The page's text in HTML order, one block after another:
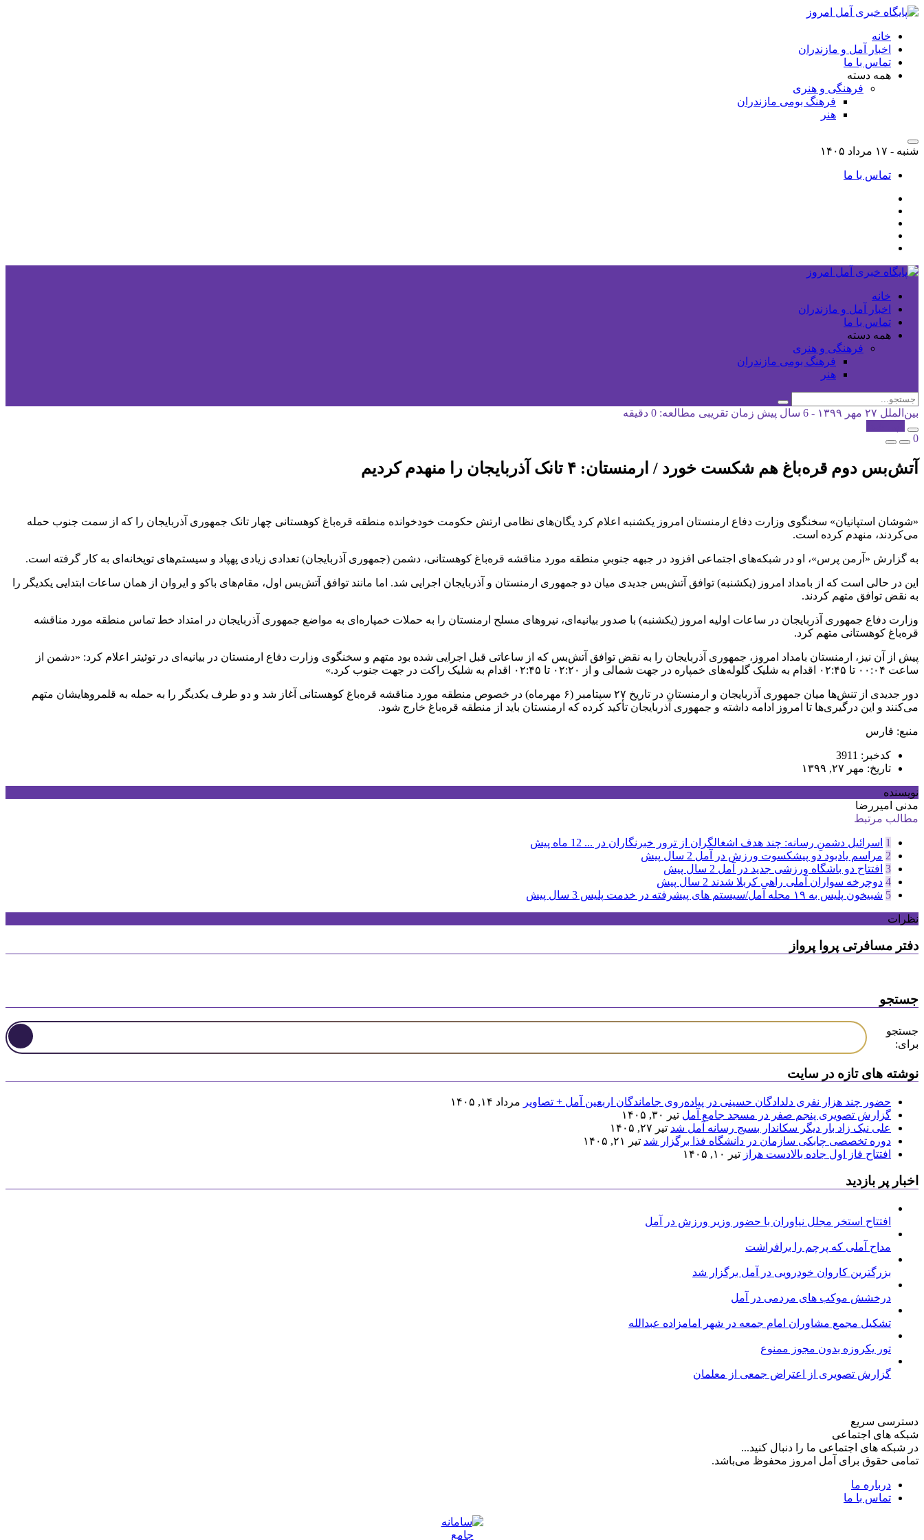
خانه
اخبار آمل و مازندران
تماس با ما
همه دسته
فرهنگی و هنری
فرهنگ بومی مازندران
هنر
شنبه - ۱۷ مرداد ۱۴۰۵
تماس با ما
خانه
اخبار آمل و مازندران
تماس با ما
همه دسته
فرهنگی و هنری
فرهنگ بومی مازندران
هنر
بین‌الملل ۲۷ مهر ۱۳۹۹ - 6 سال پیش
زمان تقریبی مطالعه: 0 دقیقه
0
آتش‌بس دوم قره‌باغ هم شکست خورد / ارمنستان: ۴ تانک آذربایجان را منهدم کردیم
«شوشان استپانیان» سخنگوی وزارت دفاع ارمنستان امروز یکشنبه اعلام کرد یگان‌های نظامی ارتش حکومت خودخوانده منطقه قره‌باغ کوهستانی چهار تانک جمهوری آذربایجان را که از سمت جنوب حمله
می‌کردند، منهدم کرده است.
به گزارش «آرمن پرس»، او در شبکه‌های اجتماعی افزود در جبهه جنوبیِ منطقه مورد مناقشه قره‌باغ کوهستانی، دشمن (جمهوری آذربایجان) تعدادی زیادی پهپاد و سیستم‌های توپخانه‌ای به کار گرفته است.
این در حالی است که از بامداد امروز (یکشنبه) توافق آتش‌بس جدیدی میان دو جمهوری ارمنستان و آذربایجان اجرایی شد. اما مانند توافق آتش‌بس اول، مقام‌های باکو و ایروان از همان ساعات ابتدایی یکدیگر را
به نقض توافق متهم کردند.
وزارت دفاع جمهوری آذربایجان در ساعات اولیه امروز (یکشنبه) با صدور بیانیه‌ای، نیروهای مسلح ارمنستان را به حملات خمپاره‌ای به مواضع جمهوری آذربایجان در امتداد خط تماس منطقه مورد مناقشه
قره‌باغ کوهستانی متهم کرد.
پیش از آن نیز، ارمنستان بامداد امروز، جمهوری آذربایجان را به نقض توافق آتش‌‌بس که از ساعاتی قبل اجرایی شده بود متهم و سخنگوی وزارت دفاع ارمنستان در بیانیه‌ای در توئیتر اعلام کرد: «دشمن از
ساعت ۰۰:۰۴ تا ۰۲:۴۵ اقدام به شلیک گلوله‌های خمپاره در جهت شمالی و از ۰۲:۲۰ تا ۰۲:۴۵ اقدام به شلیک راکت در جهت جنوب کرد.»
دور جدیدی از تنش‌ها میان جمهوری آذربایجان و ارمنستان در تاریخ ۲۷ سپتامبر (۶ مهرماه) در خصوص منطقه مورد مناقشه قره‌باغ کوهستانی آغاز شد و دو طرف یکدیگر را به حمله به قلمروهایشان متهم
می‌کنند و این درگیری‌ها تا امروز ادامه داشته و جمهوری آذربایجان تأکید کرده که ارمنستان باید از منطقه قره‌باغ خارج شود.
منبع: فارس
کدخبر: 3911
تاریخ: مهر ۲۷, ۱۳۹۹
نویسنده
مدنی امیررضا
مطالب مرتبط
1 اسرائیل دشمنِ رسانه: چند هدف اشغالگران از ترور خبرنگاران در ... 12 ماه پیش
2 مراسم یادبود دو پیشکسوت ورزش در آمل 2 سال پیش
3 افتتاح دو باشگاه ورزشی جدید در آمل 2 سال پیش
4 دوچرخه سواران آملی راهی کربلا شدند 2 سال پیش
5 شبیخون پلیس به ۱۹ محله آمل/سیستم های پیشرفته در خدمت پلیس 3 سال پیش
نظرات
دفتر مسافرتی پروا پرواز
جستجو
جستجو
برای:
نوشته های تازه در سایت
حضور چند هزار نفری دلدادگان حسینی در پیاده‌روی جاماندگان اربعین آمل + تصاویر مرداد ۱۴, ۱۴۰۵
گزارش تصویری پنجم صفر در مسجد جامع آمل تیر ۳۰, ۱۴۰۵
علی نیک زاد بار دیگر سکاندار بسیج رسانه آمل شد تیر ۲۷, ۱۴۰۵
دوره تخصصی چابکی سازمان در دانشگاه فذا برگزار شد تیر ۲۱, ۱۴۰۵
افتتاح فاز اول جاده بالادست هراز تیر ۱۰, ۱۴۰۵
اخبار پر بازدید
افتتاح استخر مجلل نیاوران با حضور وزیر ورزش در آمل
مداح آملی که پرچم را برافراشت
بزرگترین کاروان خودرویی در آمل برگزار شد
درخشش موکب های مردمی در آمل
تشکیل مجمع مشاوران امام جمعه در شهر امامزاده عبدالله
تور یکروزه بدون مجوز ممنوع
گزارش تصویری از اعتراض جمعی از معلمان
دسترسی سریع
شبکه های اجتماعی
در شبکه های اجتماعی ما را دنبال کنید...
تمامی حقوق برای آمل امروز محفوظ می‌باشد.
درباره ما
تماس با ما